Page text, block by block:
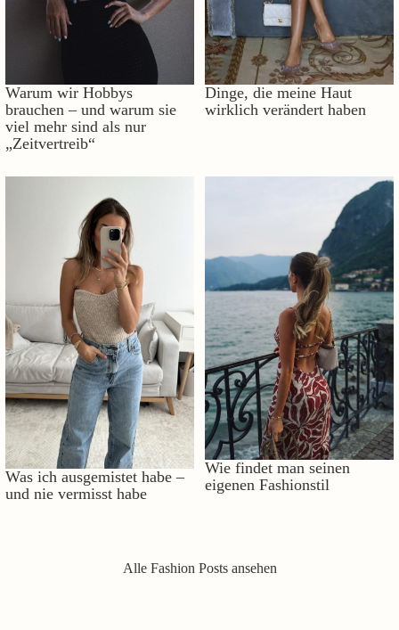
Warum wir Hobbys
brauchen – und warum sie
viel mehr sind als nur
„Zeitvertreib“
Dinge, die meine Haut
wirklich verändert haben
Was ich ausgemistet habe –
und nie vermisst habe
Wie findet man seinen
eigenen Fashionstil
Alle Fashion Posts ansehen